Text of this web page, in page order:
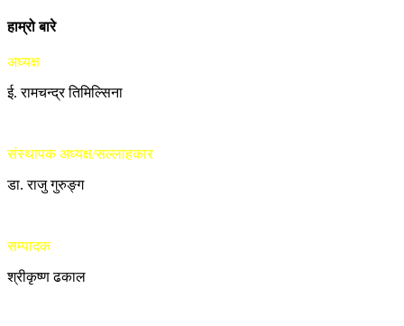
हाम्रो बारे
अध्यक्ष
ई. रामचन्द्र तिमिल्सिना
संस्थापक अध्यक्ष/सल्लाहकार
डा. राजु गुरुङ्ग
सम्पादक
श्रीकृष्ण ढकाल